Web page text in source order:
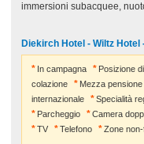
immersioni subacquee,
Diekirch Hotel - Wiltz Hotel
In campagna Posizione
colazione
Mezza pensione
internazionale
Specialità
Parcheggio
Camera
TV
Telefono Zone